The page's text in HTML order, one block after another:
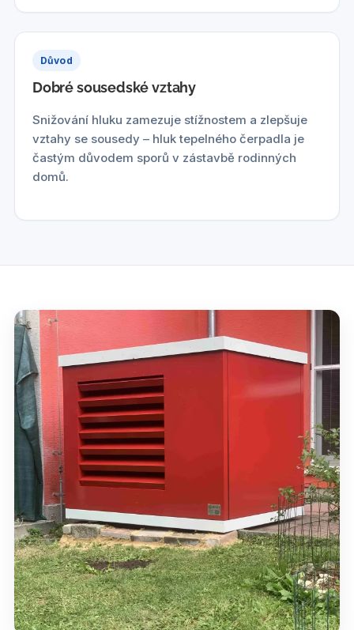
Důvod
Dobré sousedské vztahy
Snižování hluku zamezuje stížnostem a zlepšuje
vztahy se sousedy – hluk tepelného čerpadla je
častým důvodem sporů v zástavbě rodinných
domů.